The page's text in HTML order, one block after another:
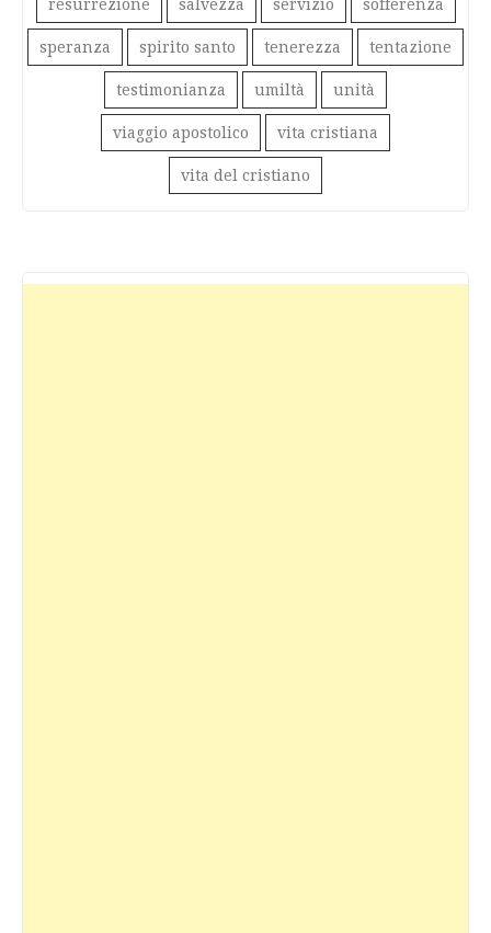
resurrezione salvezza servizio sofferenza
speranza spirito santo tenerezza tentazione
testimonianza umiltà unità
viaggio apostolico vita cristiana
vita del cristiano